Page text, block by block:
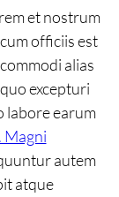
et nostrum
officiis est
alias
excepturi
labore earum
Magni
autem
atque